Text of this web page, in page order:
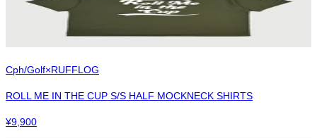
Cph/Golf×RUFFLOG
ROLL ME IN THE CUP S/S HALF MOCKNECK SHIRTS
¥9,900